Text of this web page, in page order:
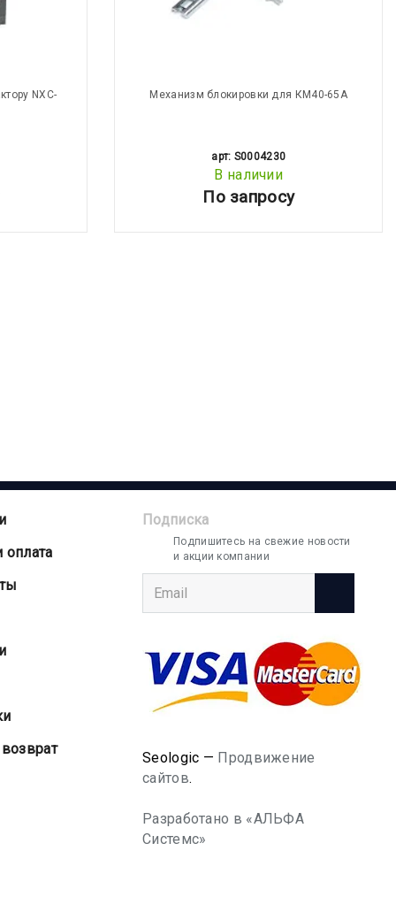
NXC-
Механизм блокировки для КМ40-65А
арт: S0004230
В наличии
По запросу
Подписка
Подпишитесь на свежие новости
и акции компании
Seologic — Продвижение
сайтов.
Разработано в «АЛЬФА
Системс»
оплата